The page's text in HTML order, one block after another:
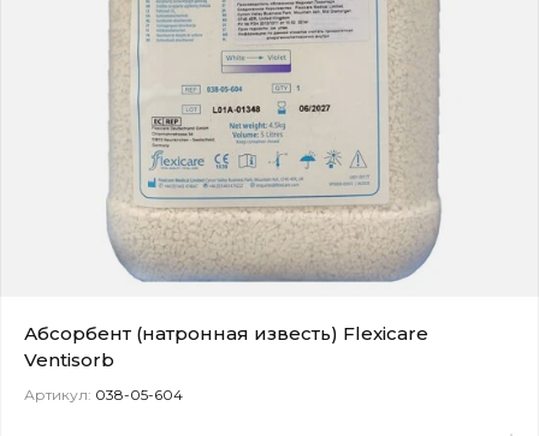
Абсорбент (натронная известь) Flexicare
Ventisorb
Артикул: 038-05-604